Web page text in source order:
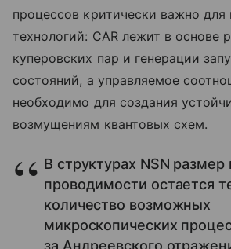
процессов критически важно для
технологий: CAR лежит в основе
куперовских пар и генерации
состояний, а управляемое
необходимо для создания
возмущениям квантовых схем.
В структурах NSN
проводимости остается
количество возможных
микроскопических
за Андреевского